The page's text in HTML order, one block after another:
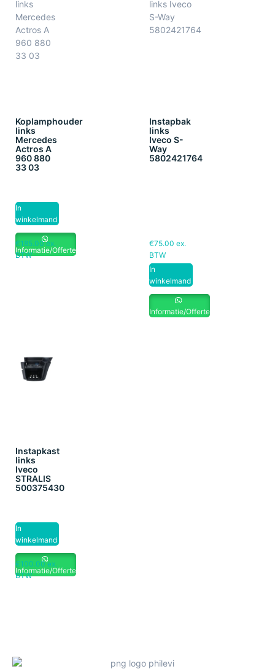
Koplamphouder
links
Mercedes
Actros A
960 880
33 03
€185.00 ex.
BTW
In
winkelmand
Informatie/Offerte
Instapbak
links
Iveco S-
Way
5802421764
€75.00 ex.
BTW
In
winkelmand
Informatie/Offerte
Instapkast
links
Iveco
STRALIS
500375430
€100.00 ex.
BTW
In
winkelmand
Informatie/Offerte